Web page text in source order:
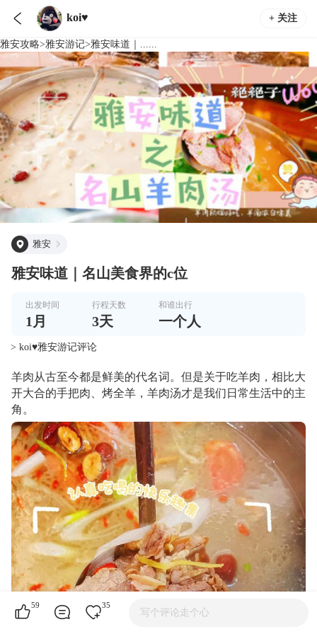
 koi♥ + 关注
雅安攻略>雅安游记>雅安味道｜......
雅安
雅安味道｜名山美食界的c位
出发时间
1 月
行程天数
3天
和谁出行
一个人
> koi♥雅安游记评论
羊肉从古至今都是鲜美的代名词。但是关于吃羊肉，相比大
开大合的手把肉、烤全羊，羊肉汤才是我们日常生活中的主
角。
59 35
写个评论走个心